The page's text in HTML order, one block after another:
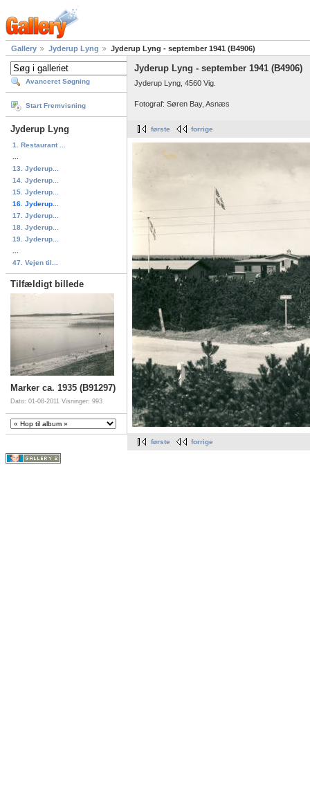
Gallery Jyderup Lyng Jyderup Lyng - september 1941 (B4906)
Avanceret Søgning
Start Fremvisning
Jyderup Lyng
1. Restaurant ...
13. Jyderup...
14. Jyderup...
15. Jyderup...
16. Jyderup...
17. Jyderup...
18. Jyderup...
19. Jyderup...
47. Vejen til...
Tilfældigt billede
Marker ca. 1935 (B91297)
Dato: 01-08-2011 Visninger: 993
Jyderup Lyng - september 1941 (B4906)
Jyderup Lyng, 4560 Vig.
Fotograf: Søren Bay, Asnæs
første forrige
første forrige